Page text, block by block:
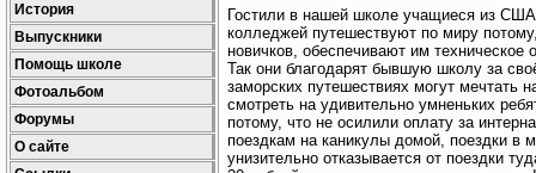
История
Выпускники
Помощь школе
Фотоальбом
Форумы
О сайте
Гостили в нашей школе учащиеся из
колледжей путешествуют по миру
новичков, обеспечивают им
Так они благодарят бывшую школу за
заморских путешествиях могут
смотреть на удивительно умненьких
потому, что не осилили оплату за
поездкам на каникулы домой, поездки в
унизительно отказывается от поездки